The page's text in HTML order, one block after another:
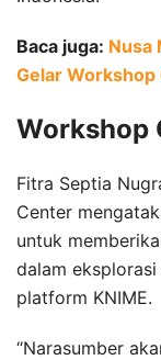
Baca juga: Nusa
Gelar Workshop
Workshop
Fitra Septia
Center
untuk
dalam
platform KNIME.
“Narasumber